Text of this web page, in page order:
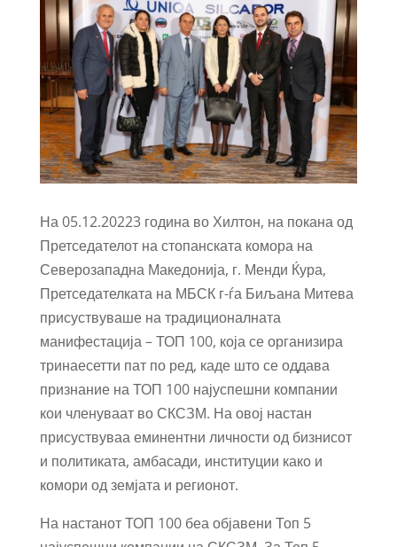
На 05.12.20223 година во Хилтон, на покана од
Претседателот на стопанската комора на
Северозападна Македонија, г. Менди Ќура,
Претседателката на МБСК г-ѓа Биљана Митева
присуствуваше на традиционалната
манифестација – ТОП 100, која се организира
тринаесетти пат по ред, каде што се оддава
признание на ТОП 100 најуспешни компании
кои членуваат во СКСЗМ. На овој настан
присуствуваа еминентни личности од бизнисот
и политиката, амбасади, институции како и
комори од земјата и регионот.
На настанот ТОП 100 беа објавени Топ 5